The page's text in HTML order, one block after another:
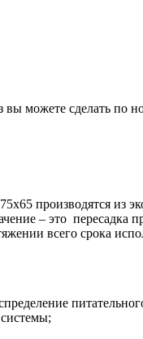
вы можете сделать по
производятся из
– это
всего срока